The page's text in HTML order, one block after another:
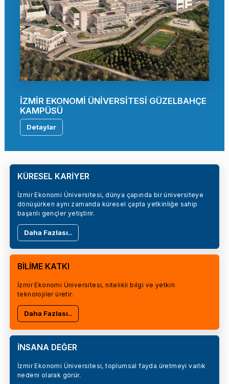
İZMİR EKONOMİ ÜNİVERSİTESİ GÜZELBAHÇE
KAMPÜSÜ
Detaylar
KÜRESEL KARİYER
İzmir Ekonomi Üniversitesi, dünya çapında bir üniversiteye
dönüşürken aynı zamanda küresel çapta yetkinliğe sahip
başarılı gençler yetiştirir.
Daha Fazlası..
BİLİME KATKI
İzmir Ekonomi Üniversitesi, nitelikli bilgi ve yetkin
teknolojiler üretir.
Daha Fazlası..
İNSANA DEĞER
İzmir Ekonomi Üniversitesi, toplumsal fayda üretmeyi varlık
nedeni olarak görür.